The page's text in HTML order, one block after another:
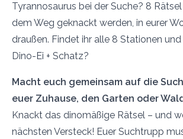
Tyrannosaurus bei der Suche? 8
dem Weg geknackt werden, in eurer
draußen. Findet ihr alle 8 Stationen
Dino-Ei + Schatz?
Macht euch gemeinsam auf die
euer Zuhause, den Garten oder
Knackt das dinomäßige Rätsel – und
nächsten Versteck! Euer Suchtrupp